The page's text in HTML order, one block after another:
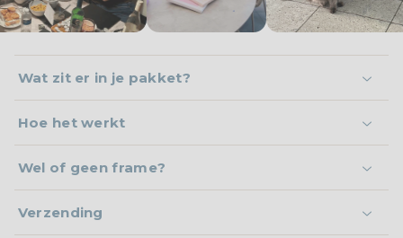
Wat zit er in je pakket?
Hoe het werkt
Wel of geen frame?
Verzending